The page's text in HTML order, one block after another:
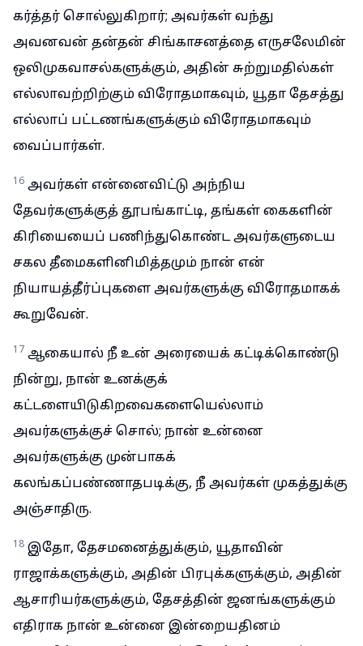
கர்த்தர் சொல்லுகிறார்; அவர்கள் வந்து
அவனவன் தன்தன் சிங்காசனத்தை எருசலேமின்
ஒலிமுகவாசல்களுக்கும், அதின் சுற்றுமதில்கள்
எல்லாவற்றிற்கும் விரோதமாகவும், யூதா தேசத்து
எல்லாப் பட்டணங்களுக்கும் விரோதமாகவும்
வைப்பார்கள்.
16 அவர்கள் என்னைவிட்டு அந்நிய
தேவர்களுக்குத் தூபங்காட்டி, தங்கள் கைகளின்
கிரியையைப் பணிந்துகொண்ட அவர்களுடைய
சகல தீமைகளினிமித்தமும் நான் என்
நியாயத்தீர்ப்புகளை அவர்களுக்கு விரோதமாகக்
கூறுவேன்.
17 ஆகையால் நீ உன் அரையைக் கட்டிக்கொண்டு
நின்று, நான் உனக்குக்
கட்டளையிடுகிறவைகளையெல்லாம்
அவர்களுக்குச் சொல்; நான் உன்னை
அவர்களுக்கு முன்பாகக்
கலங்கப்பண்ணாதபடிக்கு, நீ அவர்கள் முகத்துக்கு
அஞ்சாதிரு.
18 இதோ, தேசமனைத்துக்கும், யூதாவின்
ராஜாக்களுக்கும், அதின் பிரபுக்களுக்கும், அதின்
ஆசாரியர்களுக்கும், தேசத்தின் ஜனங்களுக்கும்
எதிராக நான் உன்னை இன்றையதினம்